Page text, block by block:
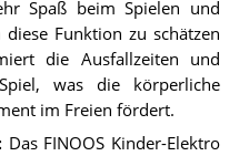
Spaß beim Spielen und
Funktion zu schätzen
die Ausfallzeiten und
was die körperliche
im Freien fördert.
: Das FINOOS Kinder-Elektro